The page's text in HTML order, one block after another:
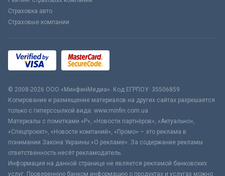
Страховка авто
Страховые компании
© 2008-2026 ООО «МинфинМедиа». Код ЕГРПОУ: 35506859
Копирование и размещение материалов на других сайтах разрешается
только с гиперссылкой вида: www.minfin.com.ua
Материалы с пометками «Р», «Новости партнёров», «Актуально»,
«Спецпроект», «Новости компаний», «Промо» – это реклама в
понимании Закона Украины «О рекламе». За содержание рекламы
ответственность несёт рекламодатель.
Информация на данной странице не является рекламой банковских
услуг. Проверенную банком информацию о продуктах и услугах можно